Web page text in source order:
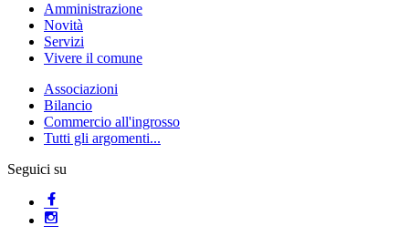
Amministrazione
Novità
Servizi
Vivere il comune
Associazioni
Bilancio
Commercio all'ingrosso
Tutti gli argomenti...
Seguici su